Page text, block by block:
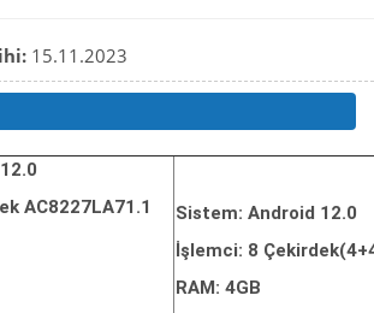
15.11.2023
AC8227LA71.1
Sistem: Android 12.0
İşlemci: 8
RAM: 4GB